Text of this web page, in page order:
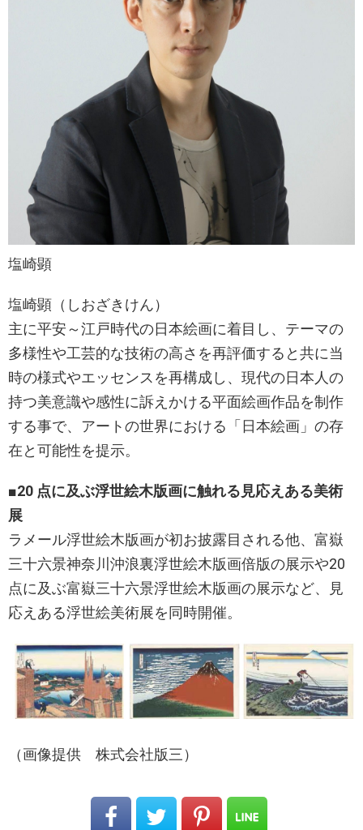
塩崎顕
塩崎顕（しおざきけん）
主に平安～江戸時代の日本絵画に着目し、テーマの
多様性や工芸的な技術の高さを再評価すると共に当
時の様式やエッセンスを再構成し、現代の日本人の
持つ美意識や感性に訴えかける平面絵画作品を制作
する事で、アートの世界における「日本絵画」の存
在と可能性を提示。
■20 点に及ぶ浮世絵木版画に触れる見応えある美術
展
ラメール浮世絵木版画が初お披露目される他、富嶽
三十六景神奈川沖浪裏浮世絵木版画倍版の展示や20
点に及ぶ富嶽三十六景浮世絵木版画の展示など、見
応えある浮世絵美術展を同時開催。
（画像提供 株式会社版三）